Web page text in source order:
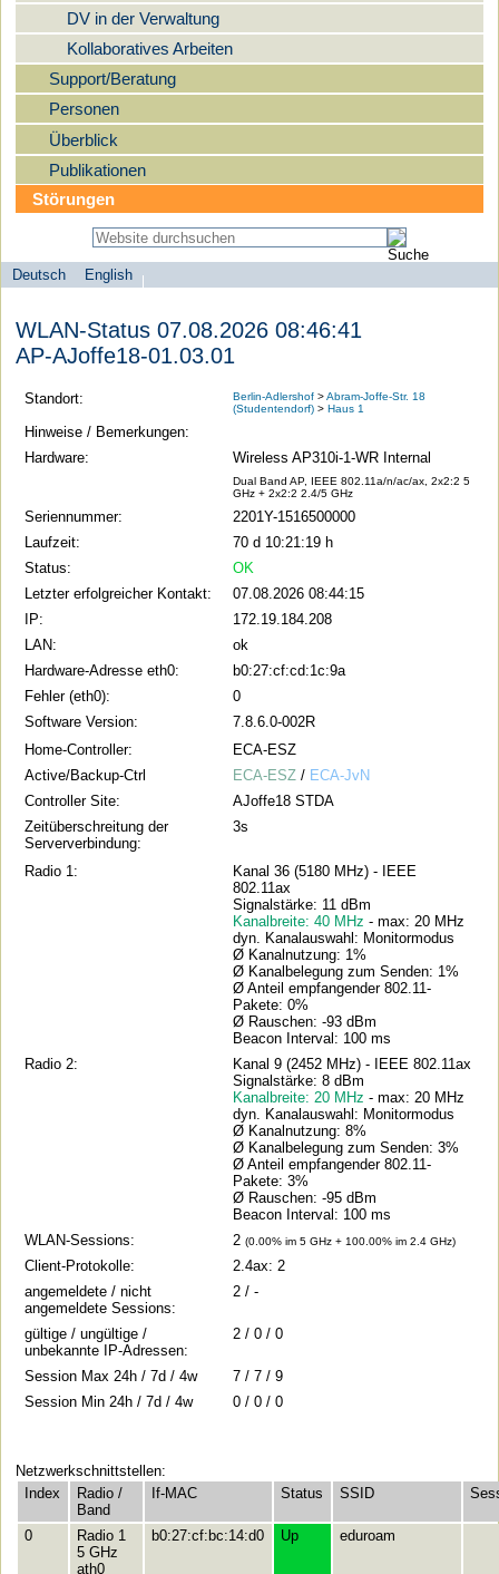
DV in der Verwaltung
Kollaboratives Arbeiten
Support/Beratung
Personen
Überblick
Publikationen
Störungen
Sprachauswahl
Deutsch
English
search-menu
Universität
zu
Berlin
Computer-
WLAN-Status 07.08.2026 08:46:41
AP-AJoffe18-01.03.01
Standort: Berlin-Adlershof >Abram-Joffe-Str. 18
(Studentendorf) >Haus 1
Hinweise / Bemerkungen:
Hardware:
Wireless AP310i-1-WR Internal
Dual Band AP, IEEE 802.11a/n/ac/ax, 2x2:2 5
GHz + 2x2:2 2.4/5 GHz
Seriennummer:
2201Y-1516500000
Laufzeit:
70 d 10:21:19 h
Status:
OK
Letzter erfolgreicher Kontakt:
07.08.2026 08:44:15
IP:
172.19.184.208
LAN:
ok
Hardware-Adresse eth0:
b0:27:cf:cd:1c:9a
Fehler (eth0):
0
Software Version:
7.8.6.0-002R
Home-Controller:
ECA-ESZ
Active/Backup-Ctrl
ECA-ESZ / ECA-JvN
Controller Site:
AJoffe18 STDA
Zeitüberschreitung der
Serververbindung:
3s
Radio 1:
Kanal 36 (5180 MHz) - IEEE
802.11ax
Signalstärke: 11 dBm
Kanalbreite: 40 MHz- max: 20 MHz
dyn. Kanalauswahl: Monitormodus
Ø Kanalnutzung: 1%
Ø Kanalbelegung zum Senden: 1%
Ø Anteil empfangender 802.11-
Pakete: 0%
Ø Rauschen: -93 dBm
Beacon Interval: 100 ms
Radio 2:
Kanal 9 (2452 MHz) - IEEE 802.11ax
Signalstärke: 8 dBm
Kanalbreite: 20 MHz- max: 20 MHz
dyn. Kanalauswahl: Monitormodus
Ø Kanalnutzung: 8%
Ø Kanalbelegung zum Senden: 3%
Ø Anteil empfangender 802.11-
Pakete: 3%
Ø Rauschen: -95 dBm
Beacon Interval: 100 ms
WLAN-Sessions:
2(0.00% im 5 GHz + 100.00% im 2.4 GHz)
Client-Protokolle:
2.4ax: 2
angemeldete / nicht
angemeldete Sessions:
2 / -
gültige / ungültige /
unbekannte IP-Adressen:
2 / 0 / 0
Session Max 24h / 7d / 4w
7 / 7 / 9
Session Min 24h / 7d / 4w
0 / 0 / 0
Netzwerkschnittstellen:
Index
Radio /
Band
If-MAC Status SSID
0
Radio 1
5 GHz
ath0
b0:27:cf:bc:14:d0 Up eduroam